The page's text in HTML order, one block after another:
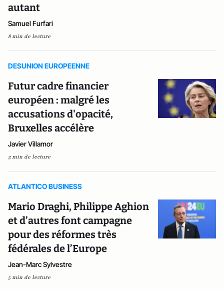
autant
Samuel Furfari
8 min de lecture
DESUNION EUROPEENNE
Futur cadre financier
européen : malgré les
accusations d'opacité,
Bruxelles accélère
Javier Villamor
3 min de lecture
ATLANTICO BUSINESS
Mario Draghi, Philippe Aghion
et d’autres font campagne
pour des réformes très
fédérales de l’Europe
Jean-Marc Sylvestre
5 min de lecture